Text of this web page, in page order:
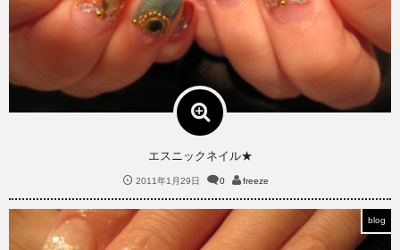
エスニックネイル★
2011年1月29日 0 freeze
blog